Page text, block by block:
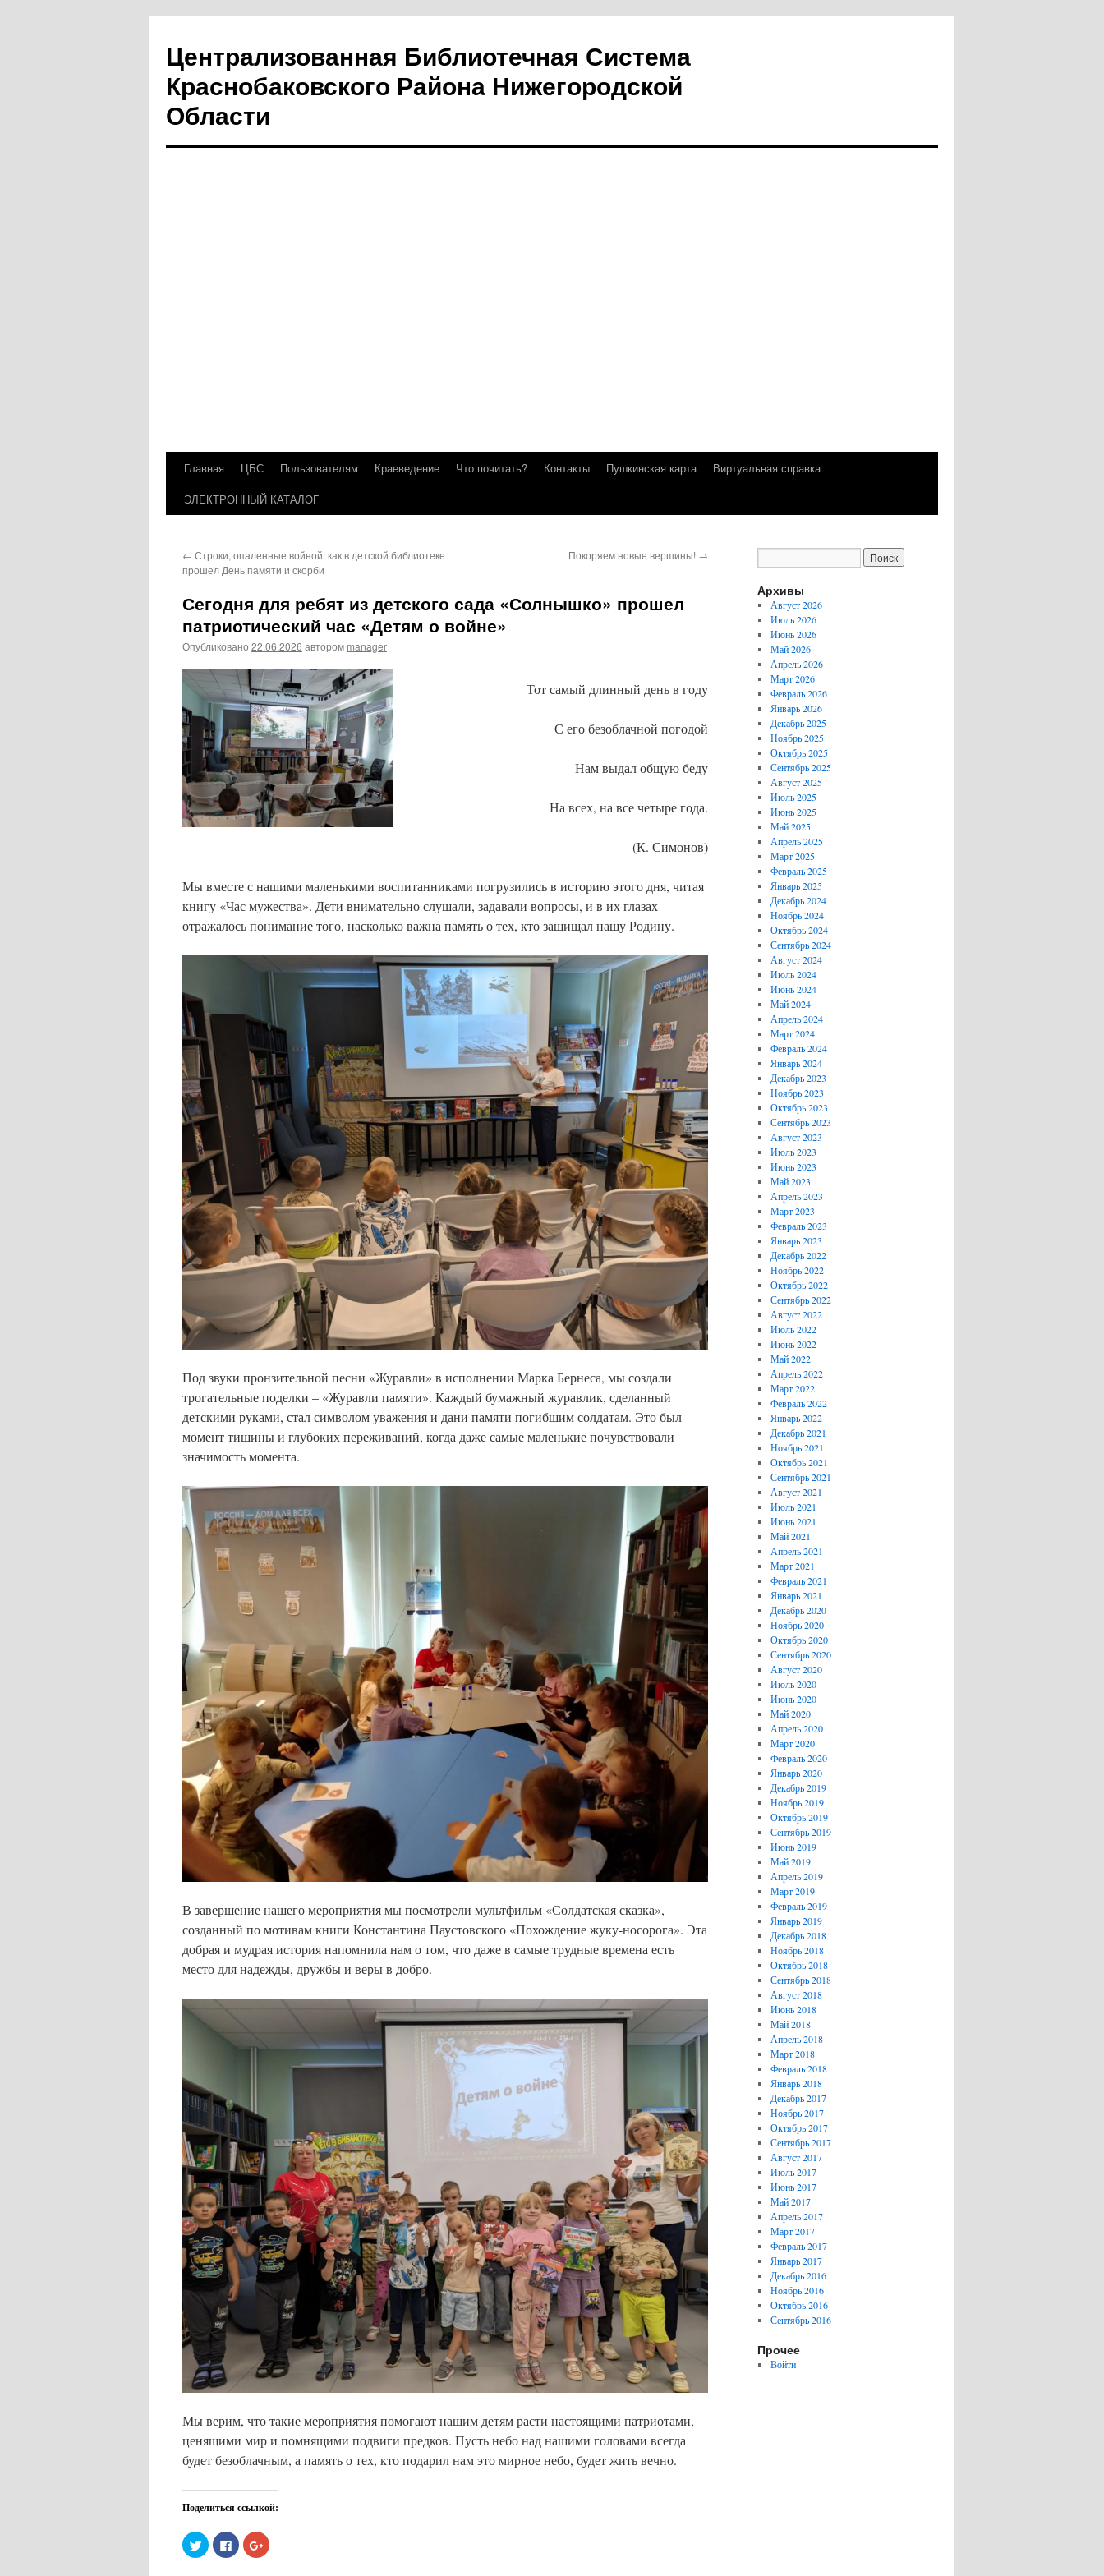
Централизованная Библиотечная Система
Краснобаковского Района Нижегородской
Области
Перейти
Главная ЦБС Пользователям Краеведение Что почитать? Контакты Пушкинская карта
Виртуальная справка
ЭЛЕКТРОННЫЙ КАТАЛОГ
← Строки, опаленные войной: как в детской библиотеке
прошел День памяти и скорби
Покоряем новые вершины! →
Сегодня для ребят из детского сада «Солнышко» прошел
патриотический час «Детям о войне»
Опубликовано 22.06.2026 автором manager
Тот самый длинный день в году
С его безоблачной погодой
Нам выдал общую беду
На всех, на все четыре года.
(К. Симонов)
Мы вместе с нашими маленькими воспитанниками погрузились в историю этого дня, читая
книгу «Час мужества». Дети внимательно слушали, задавали вопросы, и в их глазах
отражалось понимание того, насколько важна память о тех, кто защищал нашу Родину.
Под звуки пронзительной песни «Журавли» в исполнении Марка Бернеса, мы создали
трогательные поделки – «Журавли памяти». Каждый бумажный журавлик, сделанный
детскими руками, стал символом уважения и дани памяти погибшим солдатам. Это был
момент тишины и глубоких переживаний, когда даже самые маленькие почувствовали
значимость момента.
В завершение нашего мероприятия мы посмотрели мультфильм «Солдатская сказка»,
созданный по мотивам книги Константина Паустовского «Похождение жуку-носорога». Эта
добрая и мудрая история напомнила нам о том, что даже в самые трудные времена есть
место для надежды, дружбы и веры в добро.
Мы верим, что такие мероприятия помогают нашим детям расти настоящими патриотами,
ценящими мир и помнящими подвиги предков. Пусть небо над нашими головами всегда
будет безоблачным, а память о тех, кто подарил нам это мирное небо, будет жить вечно.
Поделиться ссылкой:
Нажмите,
чтобы
поделиться
Нажмите
здесь,
чтобы
Нажмите,
чтобы
Архивы
Август 2026
Июль 2026
Июнь 2026
Май 2026
Апрель 2026
Март 2026
Февраль 2026
Январь 2026
Декабрь 2025
Ноябрь 2025
Октябрь 2025
Сентябрь 2025
Август 2025
Июль 2025
Июнь 2025
Май 2025
Апрель 2025
Март 2025
Февраль 2025
Январь 2025
Декабрь 2024
Ноябрь 2024
Октябрь 2024
Сентябрь 2024
Август 2024
Июль 2024
Июнь 2024
Май 2024
Апрель 2024
Март 2024
Февраль 2024
Январь 2024
Декабрь 2023
Ноябрь 2023
Октябрь 2023
Сентябрь 2023
Август 2023
Июль 2023
Июнь 2023
Май 2023
Апрель 2023
Март 2023
Февраль 2023
Январь 2023
Декабрь 2022
Ноябрь 2022
Октябрь 2022
Сентябрь 2022
Август 2022
Июль 2022
Июнь 2022
Май 2022
Апрель 2022
Март 2022
Февраль 2022
Январь 2022
Декабрь 2021
Ноябрь 2021
Октябрь 2021
Сентябрь 2021
Август 2021
Июль 2021
Июнь 2021
Май 2021
Апрель 2021
Март 2021
Февраль 2021
Январь 2021
Декабрь 2020
Ноябрь 2020
Октябрь 2020
Сентябрь 2020
Август 2020
Июль 2020
Июнь 2020
Май 2020
Апрель 2020
Март 2020
Февраль 2020
Январь 2020
Декабрь 2019
Ноябрь 2019
Октябрь 2019
Сентябрь 2019
Июнь 2019
Май 2019
Апрель 2019
Март 2019
Февраль 2019
Январь 2019
Декабрь 2018
Ноябрь 2018
Октябрь 2018
Сентябрь 2018
Август 2018
Июнь 2018
Май 2018
Апрель 2018
Март 2018
Февраль 2018
Январь 2018
Декабрь 2017
Ноябрь 2017
Октябрь 2017
Сентябрь 2017
Август 2017
Июль 2017
Июнь 2017
Май 2017
Апрель 2017
Март 2017
Февраль 2017
Январь 2017
Декабрь 2016
Ноябрь 2016
Октябрь 2016
Сентябрь 2016
Прочее
Войти